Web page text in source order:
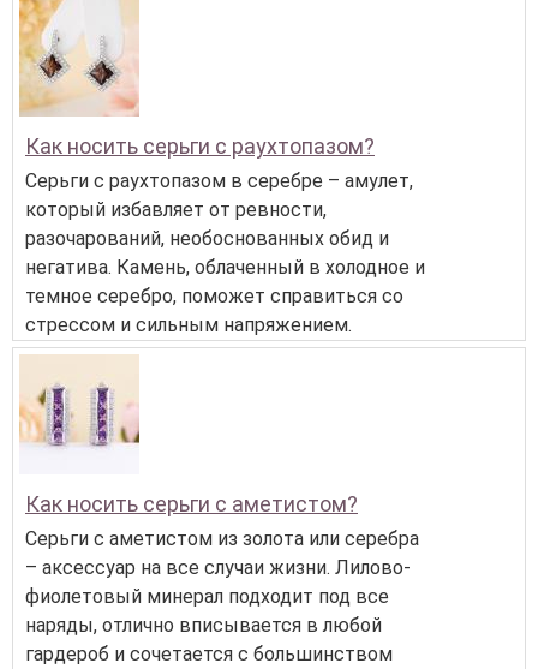
Как носить серьги с раухтопазом?
Серьги с раухтопазом в серебре – амулет,
который избавляет от ревности,
разочарований, необоснованных обид и
негатива. Камень, облаченный в холодное и
темное серебро, поможет справиться со
стрессом и сильным напряжением.
Как носить серьги с аметистом?
Серьги с аметистом из золота или серебра
– аксессуар на все случаи жизни. Лилово-
фиолетовый минерал подходит под все
наряды, отлично вписывается в любой
гардероб и сочетается с большинством